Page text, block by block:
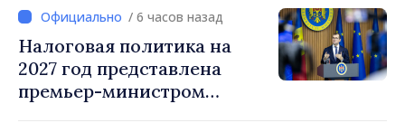
Радевым
/ 6 часов назад
Налоговая политика на
2027 год представлена
премьер-министром